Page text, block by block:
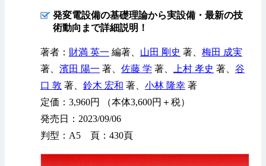
発変電設備の基礎理論から実設備・最新の技
術動向まで詳細説明！
著者： 財満 英一 編著、 山田 剛史 著、 梅田 成実
著、 濱田 陽一 著、 佐藤 学 著、 上村 孝史 著、 谷
口 敦 著、 鈴木 宏和 著、 小林 隆幸 著
定価：3,960円 （本体3,600円＋税）
発売日：2023/09/06
判型：A5 頁：430頁